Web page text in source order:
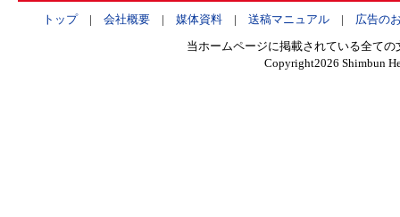
トップ| 会社概要| 媒体資料| 送稿マニュアル| 広告の
当ホームページに掲載されている全て
Copyright2026 Shimbun